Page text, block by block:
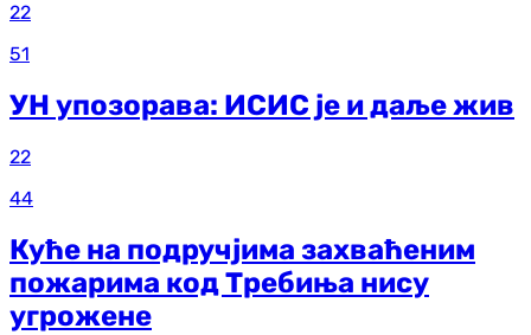
22
51
УН упозорава: ИСИС је и даље жив
22
44
Куће на подручјима захваћеним
пожарима код Требиња нису
угрожене